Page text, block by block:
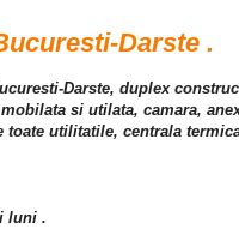
Darste .
Darste, duplex
si utilata, camara,
utilitatile, centrala
luni .